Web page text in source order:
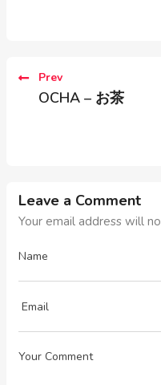
Prev
OCHA – お茶
Leave a Comment
Your email address will